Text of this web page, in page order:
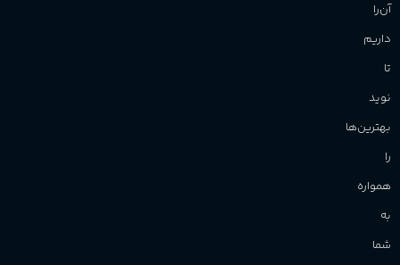
آن‌را
داریم
تا
نوید
بهترین‌ها
را
همواره
به
شما